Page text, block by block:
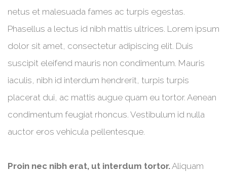
netus et malesuada fames ac turpis egestas.
Phasellus a lectus id nibh mattis ultrices. Lorem ipsum
dolor sit amet, consectetur adipiscing elit. Duis
suscipit eleifend mauris non condimentum. Mauris
iaculis, nibh id interdum hendrerit, turpis turpis
placerat dui, ac mattis augue quam eu tortor. Aenean
condimentum feugiat rhoncus. Vestibulum id nulla
auctor eros vehicula pellentesque.
Proin nec nibh erat, ut interdum tortor.Aliquam